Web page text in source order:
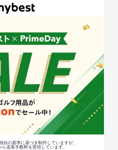
自の基準に基づき制作していますが、
ら送客手数料を受領しています。